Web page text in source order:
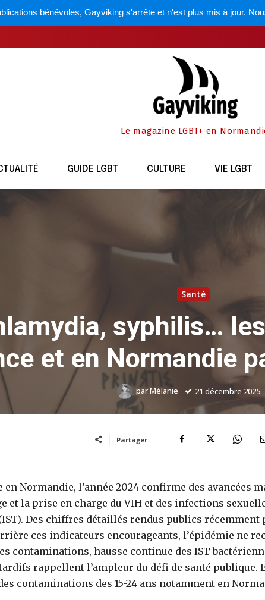
bénévoles, Gayviking s'arrête et n'est plus mis à jour.
Le magazine LGBT+ en
GUIDE LGBT CULTURE VIE LGBT
Santé
syphilis…
et en Normandie
parMélanie 21 décembre 2025
Partager
en Normandie, l’année 2024 confirme des avancées
et la prise en charge du VIH et des infections
Des chiffres détaillés rendus publics récemment
ces indicateurs encourageants, l’épidémie ne
contaminations, hausse continue des IST
rappellent l’ampleur du défi de santé publique.
contaminations des 15-24 ans notamment en